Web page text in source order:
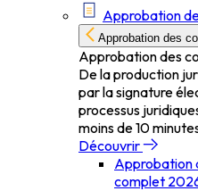
Approbation
Approbation des
Approbation des
De la production
par la signature
processus
moins de 10
Découvrir
Approbation
complet